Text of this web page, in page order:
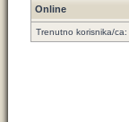
Online
Trenutno korisnika/ca: